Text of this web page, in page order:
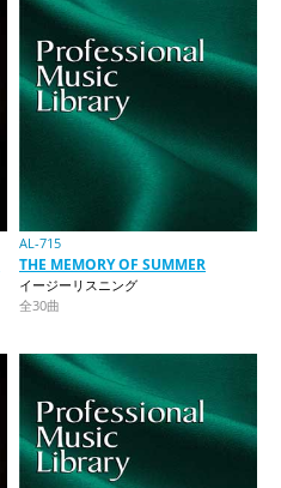
AL-715
THE MEMORY OF SUMMER
イージーリスニング
全30曲